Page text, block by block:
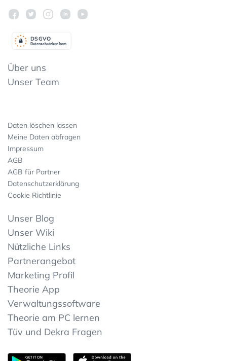
Datenschutzkonform
DSGVO
Über uns
Unser Team
Daten löschen lassen
Meine Daten abfragen
Impressum
AGB
AGB für Partner
Datenschutzerklärung
Cookie Richtlinie
Unser Blog
Unser Wiki
Nützliche Links
Partnerangebot
Marketing Profil
Theorie App
Verwaltungssoftware
Theorie am PC lernen
Tüv und Dekra Fragen